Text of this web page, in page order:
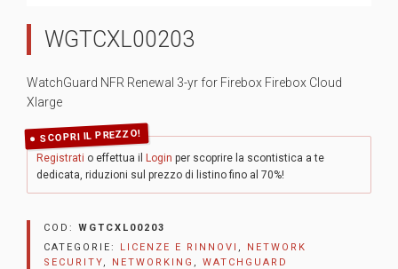
WGTCXL00203
WatchGuard NFR Renewal 3-yr for Firebox Firebox Cloud
Xlarge
SCOPRI IL PREZZO!
Registrati o effettua il Login per scoprire la scontistica a te
dedicata, riduzioni sul prezzo di listino fino al 70%!
COD: WGTCXL00203
CATEGORIE: LICENZE E RINNOVI , NETWORK
SECURITY, NETWORKING , WATCHGUARD